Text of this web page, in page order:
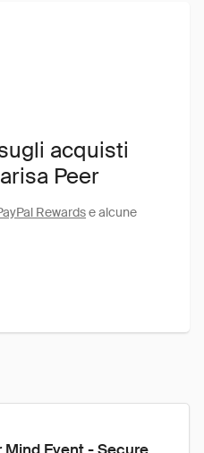
acquisti
Peer
Rewardse alcune